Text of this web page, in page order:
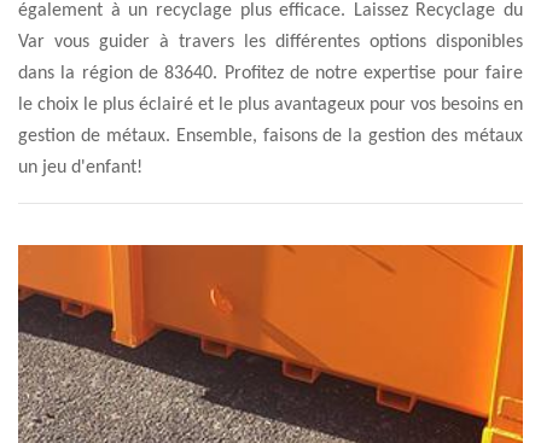
également à un recyclage plus efficace. Laissez Recyclage du
Var vous guider à travers les différentes options disponibles
dans la région de 83640. Profitez de notre expertise pour faire
le choix le plus éclairé et le plus avantageux pour vos besoins en
gestion de métaux. Ensemble, faisons de la gestion des métaux
un jeu d'enfant!